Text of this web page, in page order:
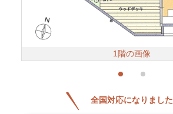
1階の画像
全国対応になりました